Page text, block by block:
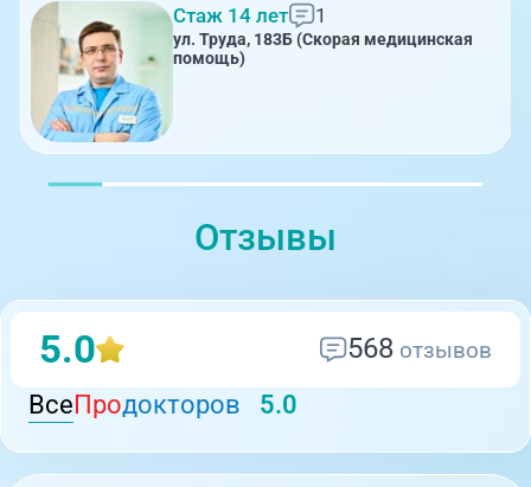
Стаж 14 лет 1
ул. Труда, 183Б (Скорая медицинская
помощь)
Отзывы
5.0 568отзывов
ВсеПродокторов 5.0